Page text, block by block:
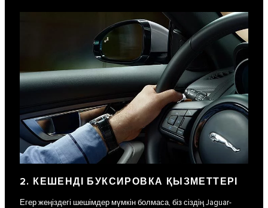
2. КЕШЕНДІ БУКСИРОВКА ҚЫЗМЕТТЕРІ
Егер жеңіздегі шешімдер мүмкін болмаса, біз сіздің Jaguar-